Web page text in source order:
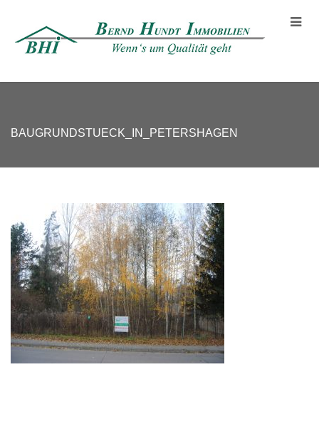
BAUGRUNDSTUECK_IN_PETERSHAGEN